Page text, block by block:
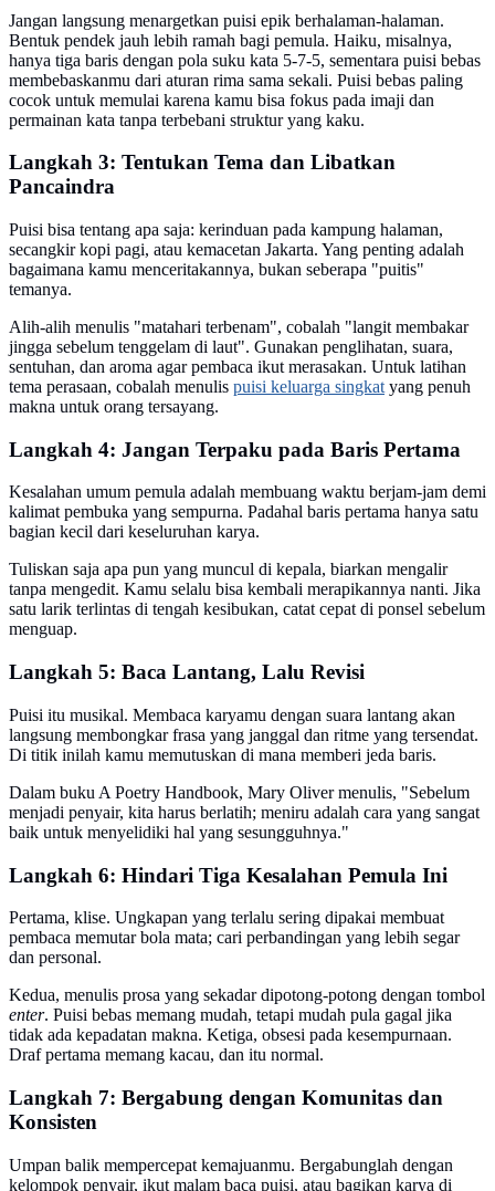
Jangan langsung menargetkan puisi epik berhalaman-halaman.
Bentuk pendek jauh lebih ramah bagi pemula. Haiku, misalnya,
hanya tiga baris dengan pola suku kata 5-7-5, sementara puisi bebas
membebaskanmu dari aturan rima sama sekali. Puisi bebas paling
cocok untuk memulai karena kamu bisa fokus pada imaji dan
permainan kata tanpa terbebani struktur yang kaku.
Langkah 3: Tentukan Tema dan Libatkan
Pancaindra
Puisi bisa tentang apa saja: kerinduan pada kampung halaman,
secangkir kopi pagi, atau kemacetan Jakarta. Yang penting adalah
bagaimana kamu menceritakannya, bukan seberapa "puitis"
temanya.
Alih-alih menulis "matahari terbenam", cobalah "langit membakar
jingga sebelum tenggelam di laut". Gunakan penglihatan, suara,
sentuhan, dan aroma agar pembaca ikut merasakan. Untuk latihan
tema perasaan, cobalah menulis puisi keluarga singkat yang penuh
makna untuk orang tersayang.
Langkah 4: Jangan Terpaku pada Baris Pertama
Kesalahan umum pemula adalah membuang waktu berjam-jam demi
kalimat pembuka yang sempurna. Padahal baris pertama hanya satu
bagian kecil dari keseluruhan karya.
Tuliskan saja apa pun yang muncul di kepala, biarkan mengalir
tanpa mengedit. Kamu selalu bisa kembali merapikannya nanti. Jika
satu larik terlintas di tengah kesibukan, catat cepat di ponsel sebelum
menguap.
Langkah 5: Baca Lantang, Lalu Revisi
Puisi itu musikal. Membaca karyamu dengan suara lantang akan
langsung membongkar frasa yang janggal dan ritme yang tersendat.
Di titik inilah kamu memutuskan di mana memberi jeda baris.
Dalam buku A Poetry Handbook, Mary Oliver menulis, "Sebelum
menjadi penyair, kita harus berlatih; meniru adalah cara yang sangat
baik untuk menyelidiki hal yang sesungguhnya."
Langkah 6: Hindari Tiga Kesalahan Pemula Ini
Pertama, klise. Ungkapan yang terlalu sering dipakai membuat
pembaca memutar bola mata; cari perbandingan yang lebih segar
dan personal.
Kedua, menulis prosa yang sekadar dipotong-potong dengan tombol
enter. Puisi bebas memang mudah, tetapi mudah pula gagal jika
tidak ada kepadatan makna. Ketiga, obsesi pada kesempurnaan.
Draf pertama memang kacau, dan itu normal.
Langkah 7: Bergabung dengan Komunitas dan
Konsisten
Umpan balik mempercepat kemajuanmu. Bergabunglah dengan
kelompok penyair, ikut malam baca puisi, atau bagikan karya di